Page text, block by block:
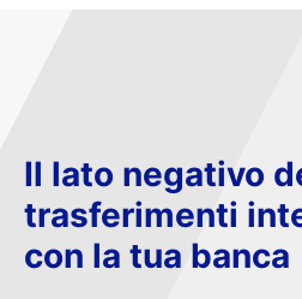
Il lato negativo
trasferimenti
con la tua banca